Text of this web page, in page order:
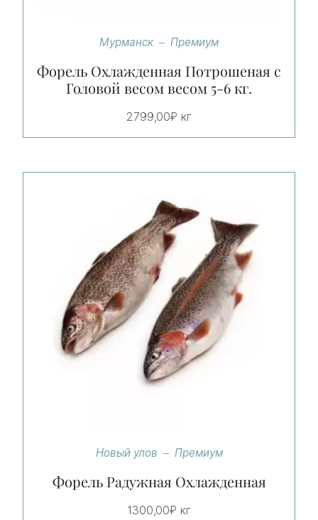
Мурманск Премиум
Форель Охлажденная Потрошеная с
Головой весом весом 5-6 кг.
2799,00₽ кг
Новый улов Премиум
Форель Радужная Охлажденная
1300,00₽ кг